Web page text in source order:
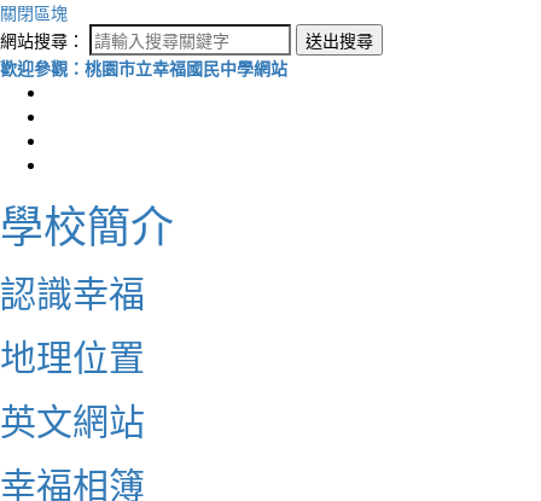
關閉區塊
網站搜尋：
送出搜尋
歡迎參觀：桃園市立幸福國民中學網站
學校簡介
認識幸福
地理位置
英文網站
幸福相簿